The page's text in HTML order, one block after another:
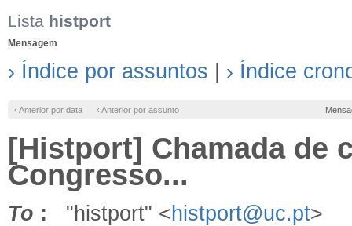
Lista histport
Mensagem
› Índice por assuntos › Índice
‹ Anterior por data ‹ Anterior por assunto
[Histport] Chamada de
Congresso...
To : "histport" <histport@uc.pt>